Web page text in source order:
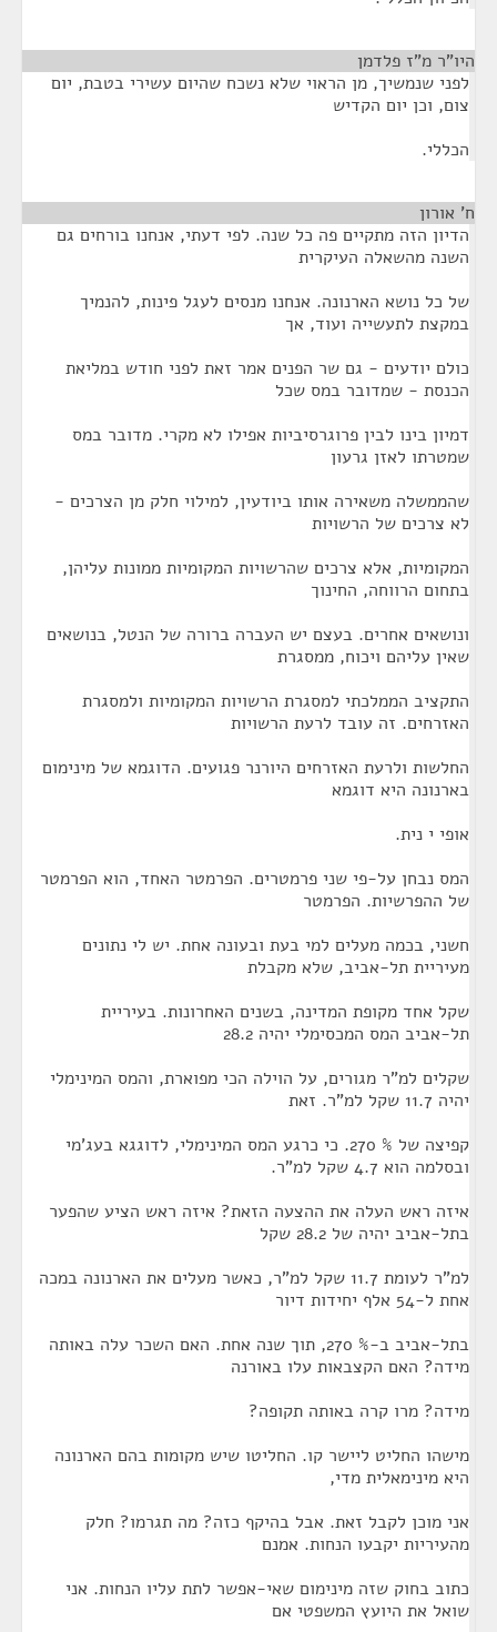
היו"ר מ"ז פלדמן
לפני שנמשיך, מן הראוי שלא נשכח שהיום עשירי בטבת, יום
צום, וכן יום הקדיש
הכללי.
ח' אורון
הדיון הזה מתקיים פה כל שנה. לפי דעתי, אנחנו בורחים גם
השנה מהשאלה העיקרית
של כל נושא הארנונה. אנחנו מנסים לעגל פינות, להנמיך
במקצת לתעשייה ועוד, אך
כולם יודעים - גם שר הפנים אמר זאת לפני חודש במליאת
הכנסת - שמדובר במס שכל
דמיון בינו לבין פרוגרסיביות אפילו לא מקרי. מדובר במס
שמטרתו לאזן גרעון
שהממשלה משאירה אותו ביודעין, למילוי חלק מן הצרכים -
לא צרכים של הרשויות
המקומיות, אלא צרכים שהרשויות המקומיות ממונות עליהן,
בתחום הרווחה, החינוך
ונושאים אחרים. בעצם יש העברה ברורה של הנטל, בנושאים
שאין עליהם ויכוח, ממסגרת
התקציב הממלכתי למסגרת הרשויות המקומיות ולמסגרת
האזרחים. זה עובד לרעת הרשויות
החלשות ולרעת האזרחים היורנר פגועים. הדוגמא של מינימום
בארנונה היא דוגמא
אופי י נית.
המס נבחן על-פי שני פרמטרים. הפרמטר האחד, הוא הפרמטר
של ההפרשיות. הפרמטר
חשני, בכמה מעלים למי בעת ובעונה אחת. יש לי נתונים
מעיריית תל-אביב, שלא מקבלת
שקל אחד מקופת המדינה, בשנים האחרונות. בעיריית
תל-אביב המס המכסימלי יהיה 28.2
שקלים למ"ר מגורים, על הוילה הכי מפוארת, והמס המינימלי
יהיה 11.7 שקל למ"ר. זאת
קפיצה של % 270. כי כרגע המס המינימלי, לדוגגא בעג'מי
ובסלמה הוא 4.7 שקל למ"ר.
איזה ראש העלה את ההצעה הזאת? איזה ראש הציע שהפער
בתל-אביב יהיה של 28.2 שקל
למ"ר לעומת 11.7 שקל למ"ר, כאשר מעלים את הארנונה במכה
אחת ל-54 אלף יחידות דיור
בתל-אביב ב-% 270, תוך שנה אחת. האם השכר עלה באותה
מידה? האם הקצבאות עלו באורנה
מידה? מרו קרה באותה תקופה?
מישהו החליט ליישר קו. החליטו שיש מקומות בהם הארנונה
היא מינימאלית מדי,
אני מוכן לקבל זאת. אבל בהיקף כזה? מה תגרמו? חלק
מהעיריות יקבעו הנחות. אמנם
כתוב בחוק שזה מינימום שאי-אפשר לתת עליו הנחות. אני
שואל את היועץ המשפטי אם